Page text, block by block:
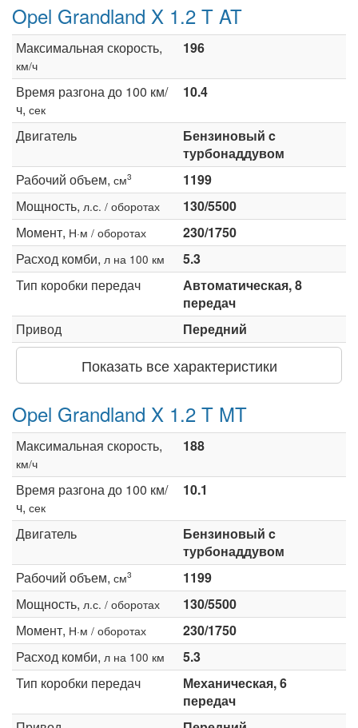
Opel Grandland X 1.2 T AT
Максимальная скорость,
км/ч
196
Время разгона до 100 км/
ч, сек
10.4
Двигатель
Бензиновый c
турбонаддувом
Рабочий объем, см3
1199
Мощность, л.с. / оборотах
130/5500
Момент, Н·м / оборотах
230/1750
Расход комби, л на 100 км
5.3
Тип коробки передач
Автоматическая, 8
передач
Привод
Передний
Показать все характеристики
Opel Grandland X 1.2 T MT
Максимальная скорость,
км/ч
188
Время разгона до 100 км/
ч, сек
10.1
Двигатель
Бензиновый c
турбонаддувом
Рабочий объем, см3
1199
Мощность, л.с. / оборотах
130/5500
Момент, Н·м / оборотах
230/1750
Расход комби, л на 100 км
5.3
Тип коробки передач
Механическая, 6
передач